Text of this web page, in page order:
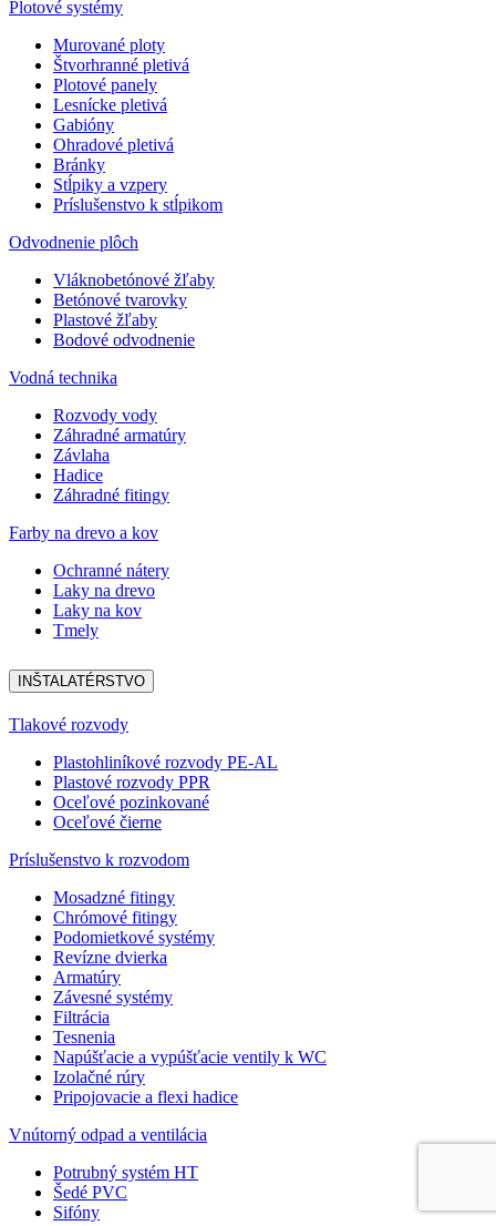
Plotové systémy
Murované ploty
Štvorhranné pletivá
Plotové panely
Lesnícke pletivá
Gabióny
Ohradové pletivá
Bránky
Stĺpiky a vzpery
Príslušenstvo k stĺpikom
Odvodnenie plôch
Vláknobetónové žľaby
Betónové tvarovky
Plastové žľaby
Bodové odvodnenie
Vodná technika
Rozvody vody
Záhradné armatúry
Závlaha
Hadice
Záhradné fitingy
Farby na drevo a kov
Ochranné nátery
Laky na drevo
Laky na kov
Tmely
INŠTALATÉRSTVO
Tlakové rozvody
Plastohliníkové rozvody PE-AL
Plastové rozvody PPR
Oceľové pozinkované
Oceľové čierne
Príslušenstvo k rozvodom
Mosadzné fitingy
Chrómové fitingy
Podomietkové systémy
Revízne dvierka
Armatúry
Závesné systémy
Filtrácia
Tesnenia
Napúšťacie a vypúšťacie ventily k WC
Izolačné rúry
Pripojovacie a flexi hadice
Vnútorný odpad a ventilácia
Potrubný systém HT
Šedé PVC
Sifóny